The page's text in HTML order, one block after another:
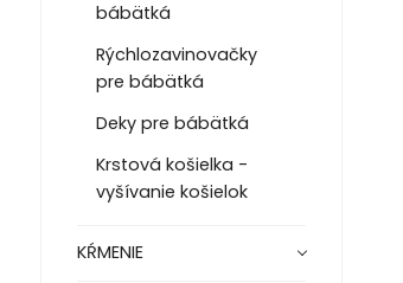
bábätká
Rýchlozavinovačky
pre bábätká
Deky pre bábätká
Krstová košielka -
vyšívanie košielok
KŔMENIE